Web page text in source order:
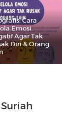
Cara
Emosi
Agar Tak
Diri & Orang